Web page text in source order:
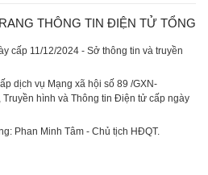
THÔNG TIN ĐIỆN TỬ TỔNG
cấp 11/12/2024 - Sở thông tin và truyền
dịch vụ Mạng xã hội số 89 /GXN-
Truyền hình và Thông tin Điện tử cấp ngày
Phan Minh Tâm - Chủ tịch HĐQT.